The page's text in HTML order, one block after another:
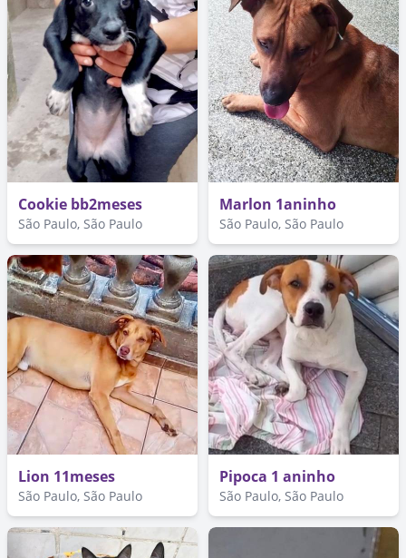
Cookie bb2meses
São Paulo, São Paulo
Marlon 1aninho
São Paulo, São Paulo
Lion 11meses
São Paulo, São Paulo
Pipoca 1 aninho
São Paulo, São Paulo